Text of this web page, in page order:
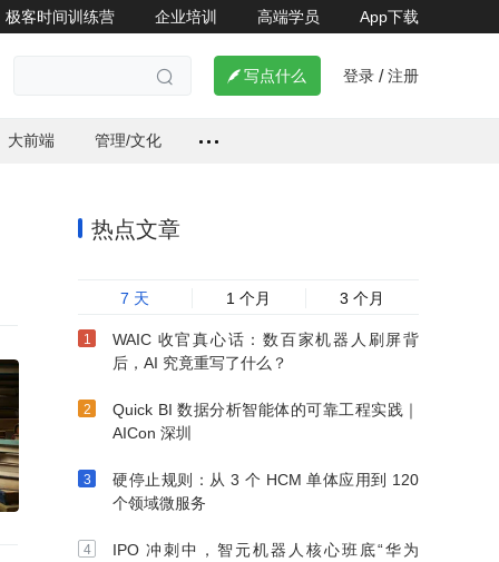
极客时间训练营 企业培训 高端学员 App下载
  写点什么 登录 / 注册
大前端 管理/文化
热点文章
7 天 1 个月 3 个月
WAIC 收官真心话：数百家机器人刷屏背
后，AI 究竟重写了什么？
Quick BI 数据分析智能体的可靠工程实践｜
AICon 深圳
硬停止规则：从 3 个 HCM 单体应用到 120
个领域微服务
IPO 冲刺中，智元机器人核心班底“华为